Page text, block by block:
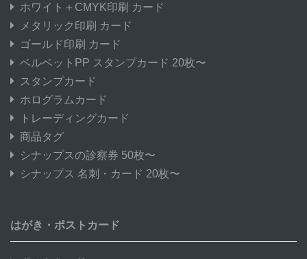
ホワイト＋CMYK印刷 カード
メタリック印刷 カード
ゴールド印刷 カード
ベルベットPP スタンプカード 20枚〜
スタンプカード
ホログラムカード
トレーディングカード
商品タグ
シナップスの診察券 50枚〜
シナップス 名刺・カード 20枚〜
はがき・ポストカード